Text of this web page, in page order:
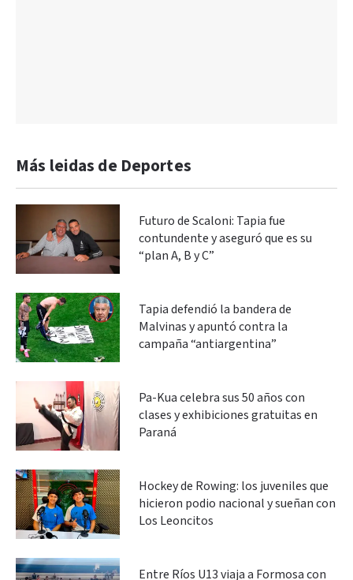
Más leidas de Deportes
Futuro de Scaloni: Tapia fue
contundente y aseguró que es su
“plan A, B y C”
Tapia defendió la bandera de
Malvinas y apuntó contra la
campaña “antiargentina”
Pa-Kua celebra sus 50 años con
clases y exhibiciones gratuitas en
Paraná
Hockey de Rowing: los juveniles que
hicieron podio nacional y sueñan con
Los Leoncitos
Entre Ríos U13 viaja a Formosa con